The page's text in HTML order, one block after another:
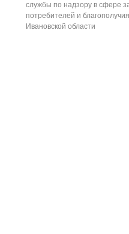
службы по надзору в сфере
потребителей и
Ивановской области